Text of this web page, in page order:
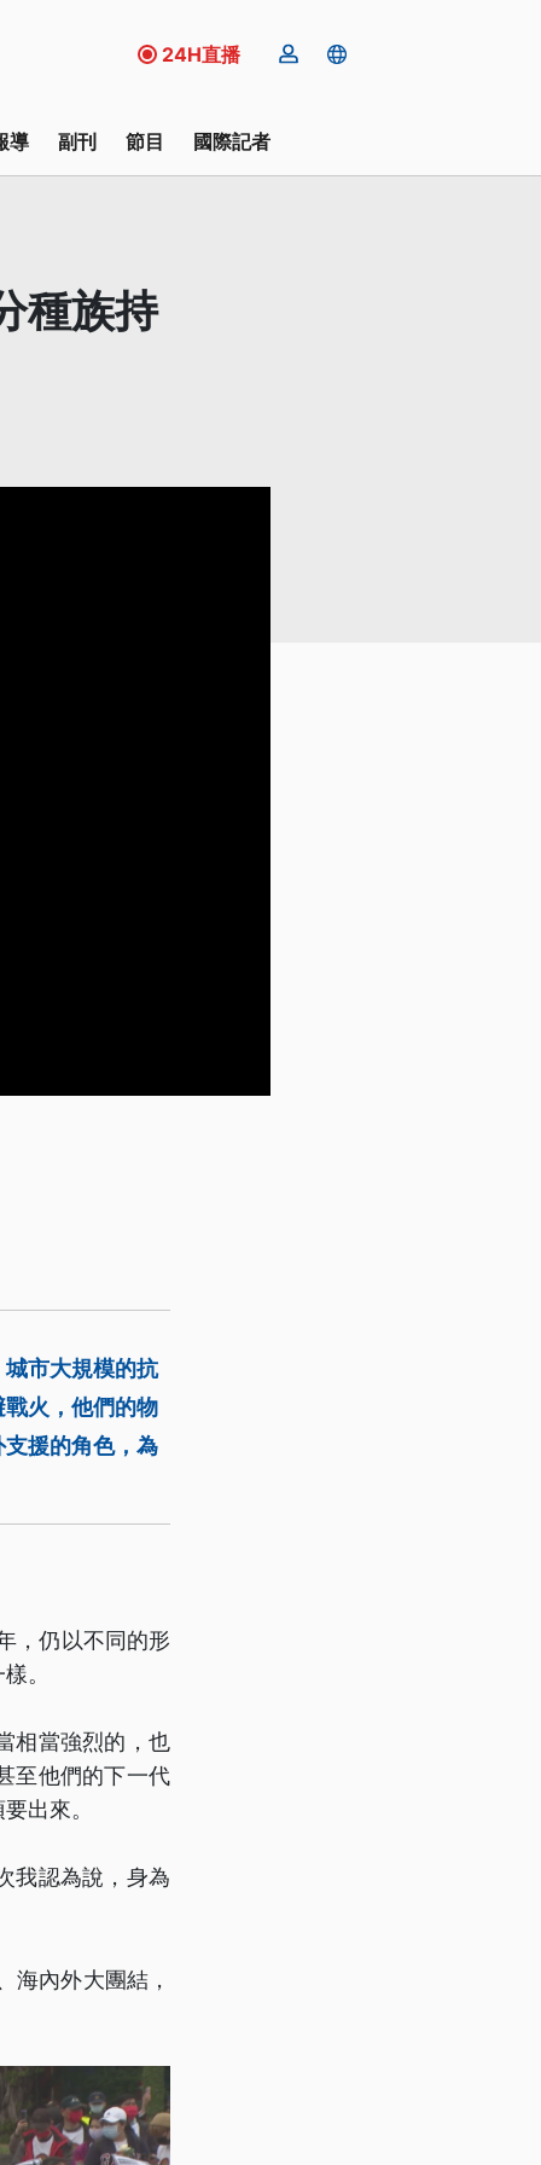
24H直播
導 副刊 節目 國際記者
種族持
市大規模的抗
火，他們的物
援的角色，為
，仍以不同的形
。
相當強烈的，也
至他們的下一代
出來。
我認為說，身為
海內外大團結，